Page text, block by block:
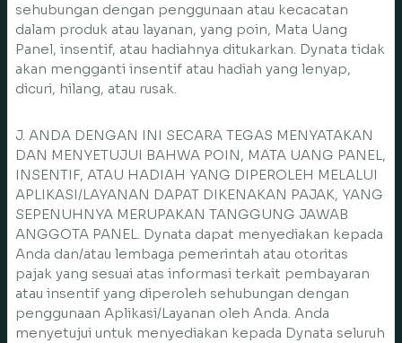
sehubungan dengan penggunaan atau kecacatan
dalam produk atau layanan, yang poin, Mata Uang
Panel, insentif, atau hadiahnya ditukarkan. Dynata tidak
akan mengganti insentif atau hadiah yang lenyap,
dicuri, hilang, atau rusak.
J. ANDA DENGAN INI SECARA TEGAS MENYATAKAN
DAN MENYETUJUI BAHWA POIN, MATA UANG PANEL,
INSENTIF, ATAU HADIAH YANG DIPEROLEH MELALUI
APLIKASI/LAYANAN DAPAT DIKENAKAN PAJAK, YANG
SEPENUHNYA MERUPAKAN TANGGUNG JAWAB
ANGGOTA PANEL. Dynata dapat menyediakan kepada
Anda dan/atau lembaga pemerintah atau otoritas
pajak yang sesuai atas informasi terkait pembayaran
atau insentif yang diperoleh sehubungan dengan
penggunaan Aplikasi/Layanan oleh Anda. Anda
menyetujui untuk menyediakan kepada Dynata seluruh